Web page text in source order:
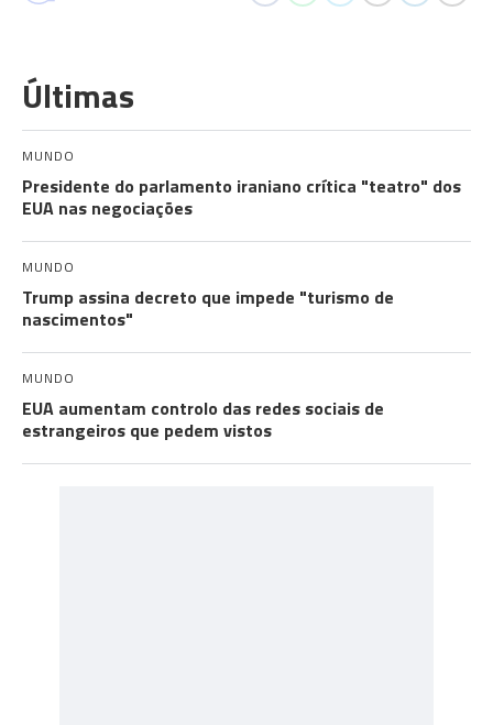
Últimas
MUNDO
Presidente do parlamento iraniano crítica "teatro" dos
EUA nas negociações
MUNDO
Trump assina decreto que impede "turismo de
nascimentos"
MUNDO
EUA aumentam controlo das redes sociais de
estrangeiros que pedem vistos